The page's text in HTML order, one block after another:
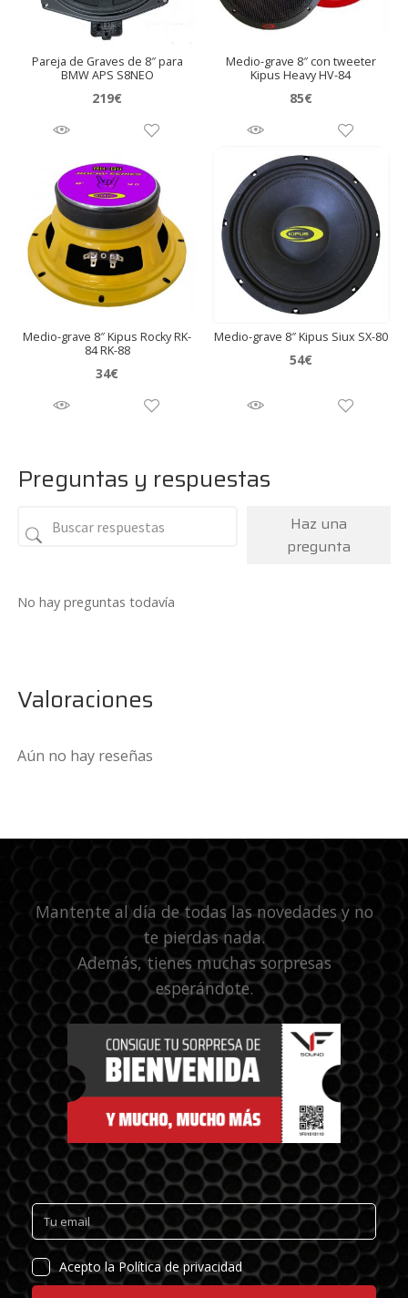
Pareja de Graves de 8″ para
BMW APS S8NEO
219€
Medio-grave 8″ con tweeter
Kipus Heavy HV-84
85€
Medio-grave 8″ Kipus Rocky RK-
84 RK-88
34€
Medio-grave 8″ Kipus Siux SX-80
54€
Preguntas y respuestas
Haz una
pregunta
No hay preguntas todavía
Valoraciones
Aún no hay reseñas
Mantente al día de todas las novedades y no
te pierdas nada.
Además, tienes muchas sorpresas
esperándote.